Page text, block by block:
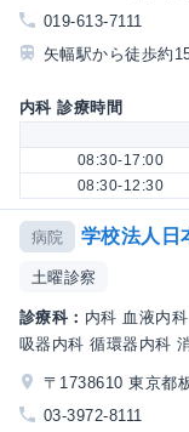
019-613-7111
矢幅駅から徒歩約
内科 診療時間
08:30-17:00
08:30-12:30
病院 学校法人日
土曜診察
診療科： 内科 血液内
吸器内科 循環器内科
〒1738610 東京都
03-3972-8111